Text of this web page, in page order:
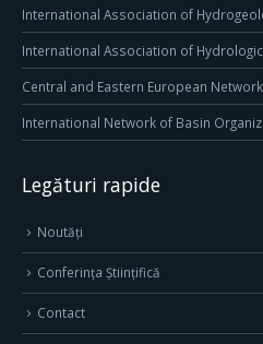
International Association of
International Association of
Central and Eastern European
International Network of Basin
Legături rapide
Noutăți
Conferința Științifică
Contact